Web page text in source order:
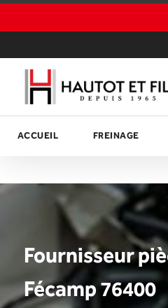
ACCUEIL FREINAGE
Fournisseur
Fécamp 76400
Panneau de gestion des cookies